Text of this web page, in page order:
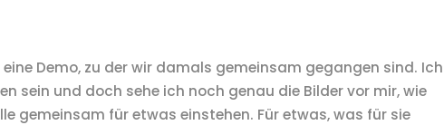
Demo, zu der wir damals gemeinsam gegangen sind. Ich
sein und doch sehe ich noch genau die Bilder vor mir, wie
gemeinsam für etwas einstehen. Für etwas, was für sie